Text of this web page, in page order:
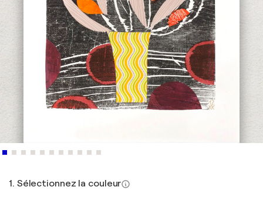
1. Sélectionnez la couleur